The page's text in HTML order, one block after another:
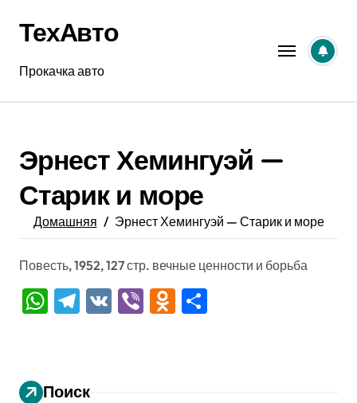
содержанию
ТехАвто
Прокачка авто
Эрнест Хемингуэй —
Старик и море
Домашняя Эрнест Хемингуэй — Старик и море
Повесть, 1952, 127 стр. вечные ценности и борьба
WhatsApp
Telegram
VK ViberOdnoklassniki
Поиск